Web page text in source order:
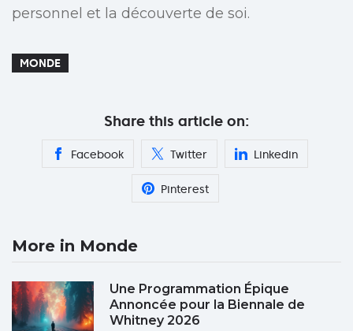
personnel et la découverte de soi.
MONDE
Share this article on:
Facebook Twitter Linkedin
Pinterest
More in Monde
Une Programmation Épique
Annoncée pour la Biennale de
Whitney 2026